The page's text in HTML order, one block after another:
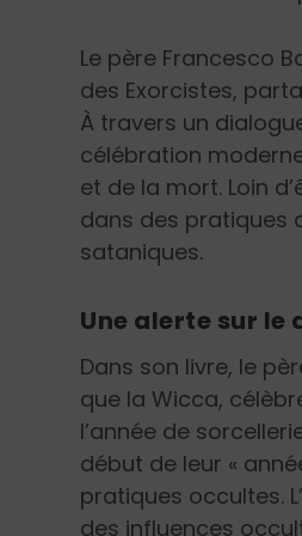
Le père Francesco
des Exorcistes,
À travers un
célébration
et de la mort. Loin
dans des pratiques
sataniques.
Une alerte sur
Dans son livre, le
que la Wicca,
l’année de
début de leur «
pratiques occultes.
des influences